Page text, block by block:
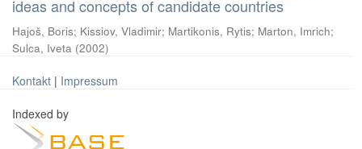
ideas and concepts of candidate countries
Hajoš, Boris; Kissiov, Vladimir; Martikonis, Rytis; Marton, Imrich;
Sulca, Iveta (2002)
Kontakt | Impressum
Indexed by